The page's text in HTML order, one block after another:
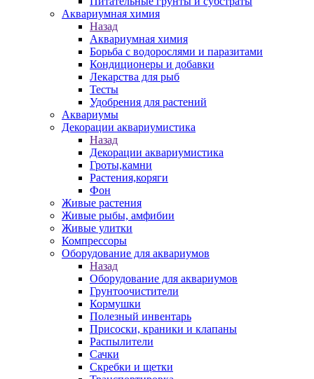
Аквариумная химия
Назад
Аквариумная химия
Борьба с водорослями и паразитами
Кондиционеры и добавки
Лекарства для рыб
Тесты
Удобрения для растений
Аквариумы
Декорации аквариумистика
Назад
Декорации аквариумистика
Гроты,камни
Растения,коряги
Фон
Живые растения
Живые рыбы, амфибии
Живые улитки
Компрессоры
Оборудование для аквариумов
Назад
Оборудование для аквариумов
Грунтоочистители
Кормушки
Полезный инвентарь
Присоски, краники и клапаны
Распылители
Сачки
Скребки и щетки